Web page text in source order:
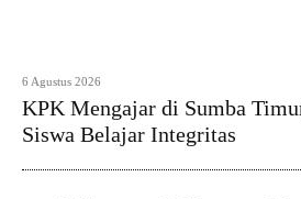
6 Agustus 2026
KPK Mengajar di Sumba
Siswa Belajar Integritas